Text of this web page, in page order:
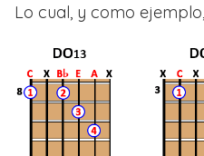
Lo cual, y como